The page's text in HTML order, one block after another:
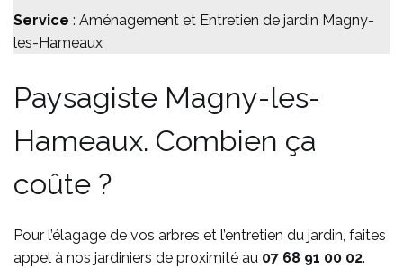
Service : Aménagement et Entretien de jardin Magny-
les-Hameaux
Paysagiste Magny-les-
Hameaux. Combien ça
coûte ?
Pour l’élagage de vos arbres et l’entretien du jardin, faites
appel à nos jardiniers de proximité au 07 68 91 00 02.